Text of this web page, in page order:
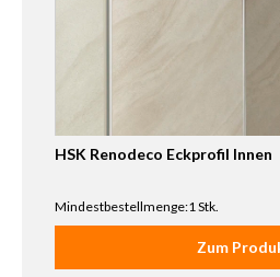
HSK Renodeco Eckprofil Innen
Mindestbestellmenge:1 Stk.
Zum